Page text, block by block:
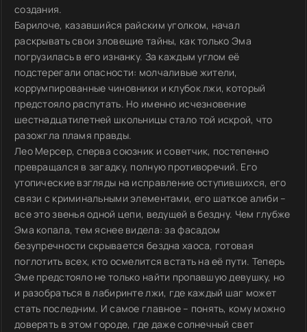
создания.
Барилоче, казавшийся райским уголком, начал
раскрывать свои зловещие тайны, как только Эма
погрузилась в его изнанку. За каждым углом её
подстерегали опасности: молчаливые жители,
коррумпированные чиновники и клубок лжи, который
предстояло распутать. Но именно исчезновение
шестнадцатилетней школьницы стало той искрой, что
разожгла пламя правды.
Лео Мерсер, сперва союзник и советчик, постепенно
превращался в загадку, полную противоречий. Его
утопические взгляды на исправление оступившихся, его
связи с криминальными элементами, его шаткое алиби –
все это звенья одной цепи, ведущей в бездну. Чем глубже
Эма копала, тем яснее видела: за фасадом
безупречности скрывается бездна хаоса, готовая
поглотить всех, кто осмелится встать на её пути. Теперь
Эме предстояло не только найти пропавшую девушку, но
и разобраться в лабиринте лжи, где каждый шаг может
стать последним. И самое главное – понять, кому можно
доверять в этом городе, где даже солнечный свет